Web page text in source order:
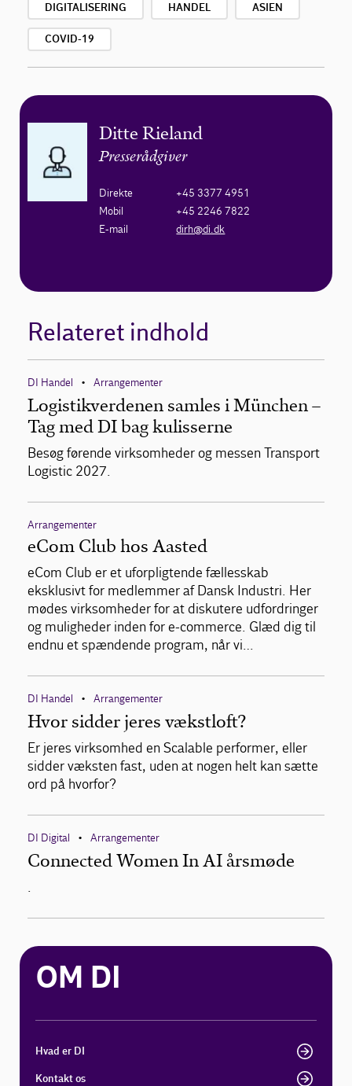
DIGITALISERING HANDEL ASIEN
COVID-19
Ditte Rieland
Presserådgiver
Direkte
+45 3377 4951
Mobil
+45 2246 7822
E-mail
dirh@di.dk
Relateret indhold
DI Handel • Arrangementer
Logistikverdenen samles i München –
Tag med DI bag kulisserne
Besøg førende virksomheder og messen Transport
Logistic 2027.
Arrangementer
eCom Club hos Aasted
eCom Club er et uforpligtende fællesskab
eksklusivt for medlemmer af Dansk Industri. Her
mødes virksomheder for at diskutere udfordringer
og muligheder inden for e-commerce. Glæd dig til
endnu et spændende program, når vi…
DI Handel • Arrangementer
Hvor sidder jeres vækstloft?
Er jeres virksomhed en Scalable performer, eller
sidder væksten fast, uden at nogen helt kan sætte
ord på hvorfor?
DI Digital • Arrangementer
Connected Women In AI årsmøde
.
OM DI
Hvad er DI
Kontakt os